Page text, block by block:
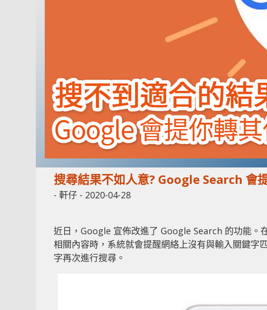
搜尋結果不如人意? Google Search 會
- 軒仔 - 2020-04-28
近日，Google 宣佈改進了 Google Search 的功能。
相關內容時，系統就會提醒網絡上沒有與輸入關鍵字
字再次進行搜尋。